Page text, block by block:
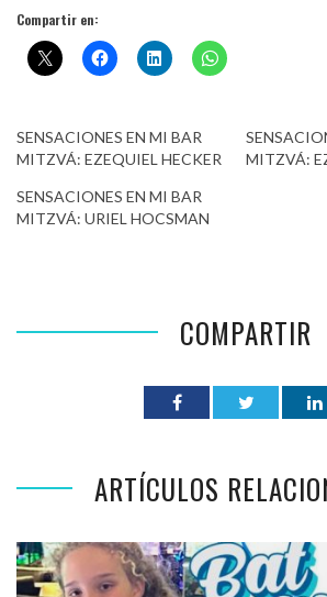
Compartir en:
SENSACIONES EN MI BAR
MITZVÁ: EZEQUIEL HECKER
MITZVÁ:
SENSACIONES EN MI BAR
MITZVÁ: URIEL HOCSMAN
COMPARTIR
ARTÍCULOS